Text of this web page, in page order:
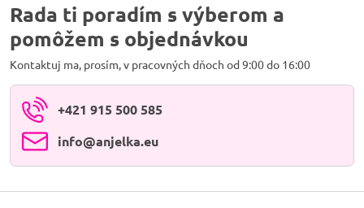
Rada ti poradím s výberom a
pomôžem s objednávkou
Kontaktuj ma, prosím, v pracovných dňoch od 9:00 do 16:00
+421 915 500 585
info​@anjelka​.eu